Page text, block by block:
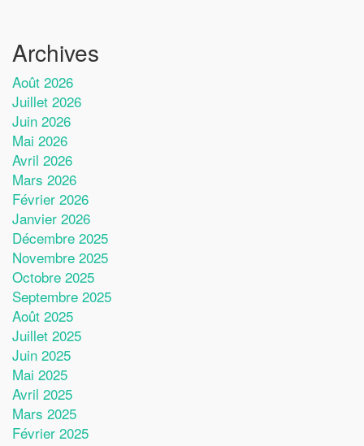
Archives
Août 2026
Juillet 2026
Juin 2026
Mai 2026
Avril 2026
Mars 2026
Février 2026
Janvier 2026
Décembre 2025
Novembre 2025
Octobre 2025
Septembre 2025
Août 2025
Juillet 2025
Juin 2025
Mai 2025
Avril 2025
Mars 2025
Février 2025